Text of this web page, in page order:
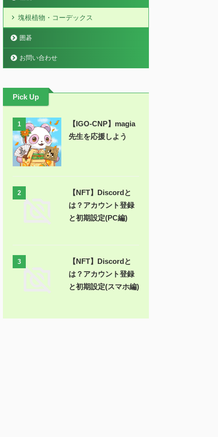
塊根植物・コーデックス
囲碁
お問い合わせ
Pick Up
1
【IGO-CNP】magia
先生を応援しよう
2
【NFT】Discordと
は？アカウント登録
と初期設定(PC編)
3
【NFT】Discordと
は？アカウント登録
と初期設定(スマホ編)